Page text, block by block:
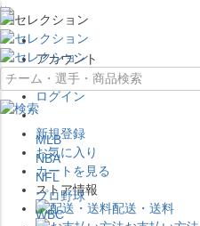
×
アカウント
ログイン
新規登録
お気に入り
カートを見る
ストア情報
配送・送料
MLB
NBA
NFL
プロ野球
WBC